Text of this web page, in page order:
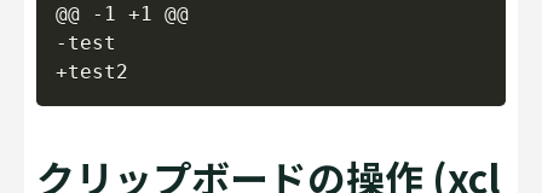
@@ -1 +1 @@
-test
クリップボードの操作 (xcl